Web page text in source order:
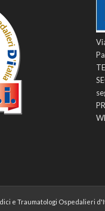
e Traumatologi Ospedalieri